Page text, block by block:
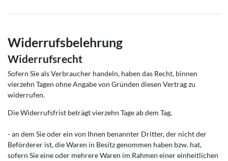
Widerrufsbelehrung
Widerrufsrecht
Sofern Sie als Verbraucher handeln, haben das Recht, binnen
vierzehn Tagen ohne Angabe von Gründen diesen Vertrag zu
widerrufen.
Die Widerrufsfrist beträgt vierzehn Tage ab dem Tag,
- an dem Sie oder ein von Ihnen benannter Dritter, der nicht der
Beförderer ist, die Waren in Besitz genommen haben bzw. hat,
sofern Sie eine oder mehrere Waren im Rahmen einer einheitlichen